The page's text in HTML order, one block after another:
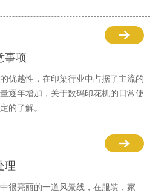
事项
优越性，在印染行业中占据了主流的
逐年增加，关于数码印花机的日常使
的了解。
理
很亮丽的一道风景线，在服装，家